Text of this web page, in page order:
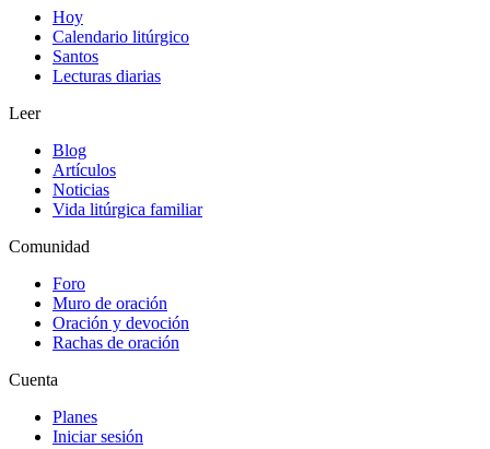
Hoy
Calendario litúrgico
Santos
Lecturas diarias
Leer
Blog
Artículos
Noticias
Vida litúrgica familiar
Comunidad
Foro
Muro de oración
Oración y devoción
Rachas de oración
Cuenta
Planes
Iniciar sesión